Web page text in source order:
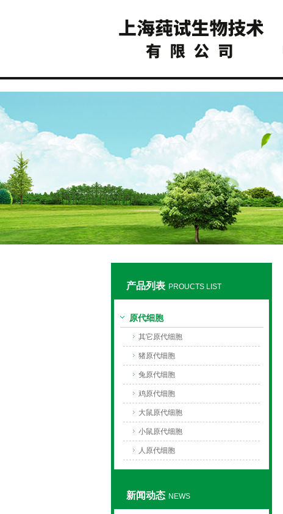
产品列表 PROUCTS LIST
原代细胞
其它原代细胞
猪原代细胞
兔原代细胞
鸡原代细胞
大鼠原代细胞
小鼠原代细胞
人原代细胞
新闻动态 NEWS